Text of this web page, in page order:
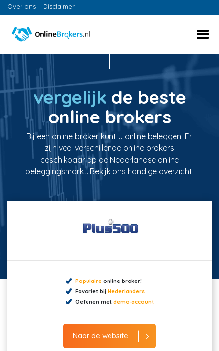
Over ons Disclaimer
vergelijk de beste
online brokers
Bij een online broker kunt u online beleggen. Er
zijn veel verschillende online brokers
beschikbaar op de Nederlandse online
beleggingsmarkt. Bekijk ons handige overzicht.
Populaireonline broker!
Favoriet bij Nederlanders
Oefenen met demo-account
Naar de website